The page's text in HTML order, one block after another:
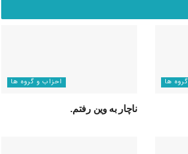
ها احزاب و گروه ها
ناچار به وین رفتم.